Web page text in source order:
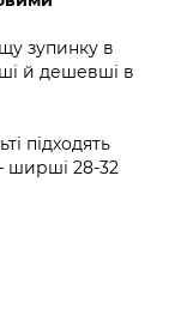
зупинку в
й дешевші в
підходять
ширші 28-32